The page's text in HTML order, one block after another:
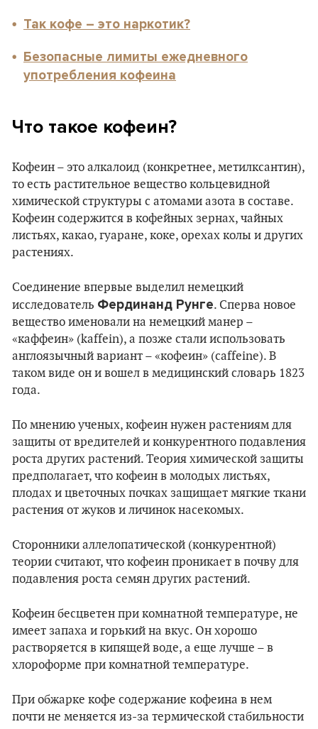
Так кофе – это наркотик?
Безопасные лимиты ежедневного
употребления кофеина
Что такое кофеин?
Кофеин – это алкалоид (конкретнее, метилксантин),
то есть растительное вещество кольцевидной
химической структуры с атомами азота в составе.
Кофеин содержится в кофейных зернах, чайных
листьях, какао, гуаране, коке, орехах колы и других
растениях.
Соединение впервые выделил немецкий
исследователь Фердинанд Рунге. Сперва новое
вещество именовали на немецкий манер –
«каффеин» (kaffein), а позже стали использовать
англоязычный вариант – «кофеин» (caffeine). В
таком виде он и вошел в медицинский словарь 1823
года.
По мнению ученых, кофеин нужен растениям для
защиты от вредителей и конкурентного подавления
роста других растений. Теория химической защиты
предполагает, что кофеин в молодых листьях,
плодах и цветочных почках защищает мягкие ткани
растения от жуков и личинок насекомых.
Сторонники аллелопатической (конкурентной)
теории считают, что кофеин проникает в почву для
подавления роста семян других растений.
Кофеин бесцветен при комнатной температуре, не
имеет запаха и горький на вкус. Он хорошо
растворяется в кипящей воде, а еще лучше – в
хлороформе при комнатной температуре.
При обжарке кофе содержание кофеина в нем
почти не меняется из-за термической стабильности